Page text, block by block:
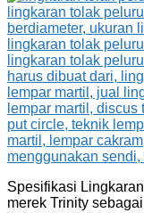
Spesifikasi
merek Trinity